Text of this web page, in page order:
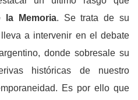
la Memoria. Se trata de su
a intervenir en el debate
donde sobresale su
históricas de nuestro
Es por ello que